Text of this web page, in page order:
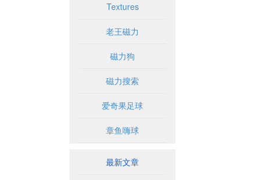
Textures
老王磁力
磁力狗
磁力搜索
爱奇果足球
章鱼嗨球
最新文章